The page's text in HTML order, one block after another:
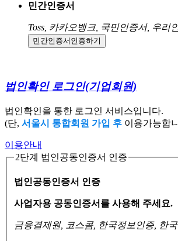
민간인증서
Toss, 카카오뱅크, 국민인증서, 우리
민간인증서 인증하기
법인확인 로그인(기업회원)
법인확인을 통한 로그인 서비스입니다.
(단, 서울시 통합회원 가입 후 이용가능합
이용안내
2단계 법인공동인증서 인증
법인공동인증서 인증
사업자용 공동인증서를 사용해 주세요.
금융결제원, 코스콤, 한국정보인증, 한